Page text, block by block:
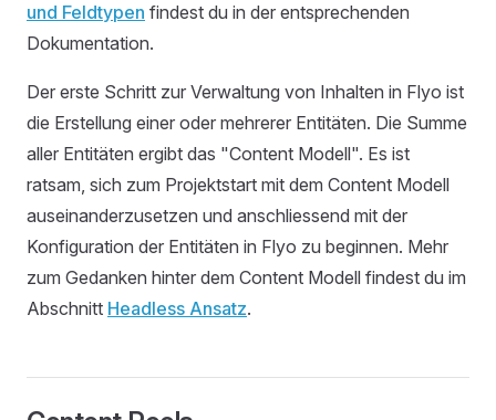
und Feldtypen findest du in der entsprechenden
Dokumentation.
Der erste Schritt zur Verwaltung von Inhalten in Flyo ist
die Erstellung einer oder mehrerer Entitäten. Die Summe
aller Entitäten ergibt das "Content Modell". Es ist
ratsam, sich zum Projektstart mit dem Content Modell
auseinanderzusetzen und anschliessend mit der
Konfiguration der Entitäten in Flyo zu beginnen. Mehr
zum Gedanken hinter dem Content Modell findest du im
Abschnitt Headless Ansatz.